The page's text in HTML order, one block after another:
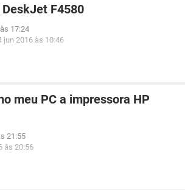
F4580
17:24
jun 2016 às 10:46
meu PC a impressora HP
21:55
às 20:56